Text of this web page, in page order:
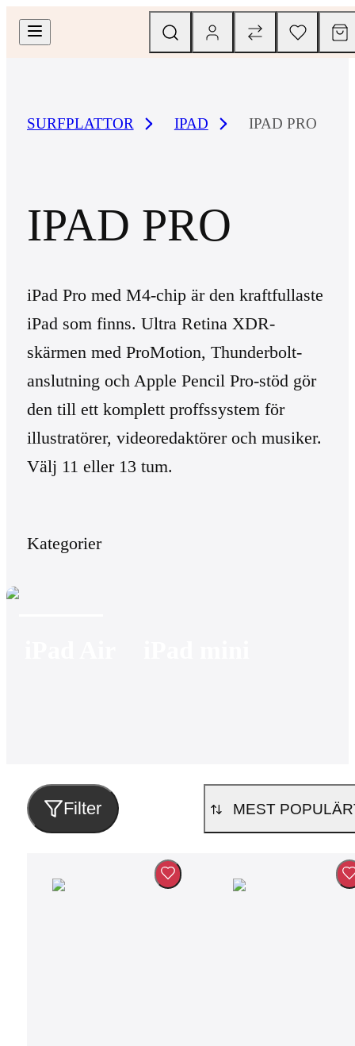
SURFPLATTOR IPAD IPAD PRO
IPAD PRO
iPad Pro med M4-chip är den kraftfullaste
iPad som finns. Ultra Retina XDR-
skärmen med ProMotion, Thunderbolt-
anslutning och Apple Pencil Pro-stöd gör
den till ett komplett proffssystem för
illustratörer, videoredaktörer och musiker.
Välj 11 eller 13 tum.
Kategorier
Filter MEST